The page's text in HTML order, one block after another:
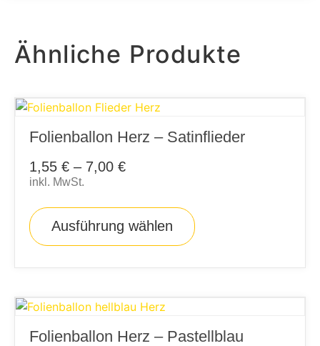
Ähnliche Produkte
Folienballon Herz – Satinflieder
1,55 € – 7,00 €
inkl. MwSt.
Ausführung wählen
Folienballon Herz – Pastellblau